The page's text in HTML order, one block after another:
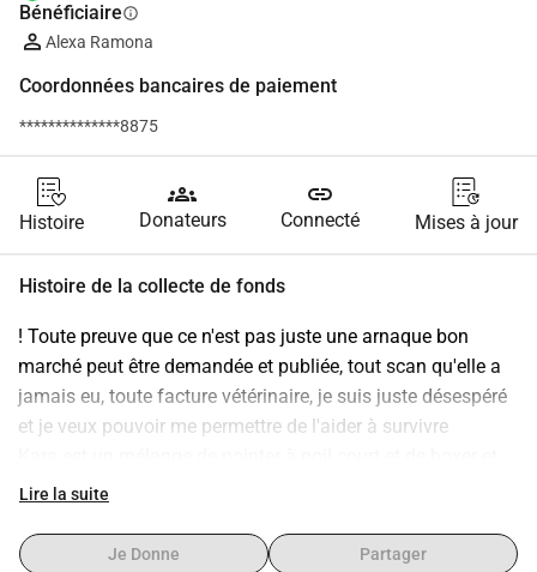
Bénéficiaireinfo
Alexa Ramona
Coordonnées bancaires de paiement
**************8875
Histoire
groups
Donateurs
link
Connecté Mises à jour
Histoire de la collecte de fonds
! Toute preuve que ce n'est pas juste une arnaque bon
marché peut être demandée et publiée, tout scan qu'elle a
jamais eu, toute facture vétérinaire, je suis juste désespéré
et je veux pouvoir me permettre de l'aider à survivre
elle n'a que 7 ans. Après plusieurs épisodes de crises
diagnostiquée avec une tumeur au cerveau appelée
Lire la suite
Je Donne Partager